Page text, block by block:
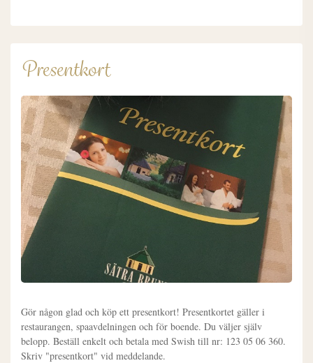
Presentkort
Gör någon glad och köp ett presentkort! Presentkortet gäller i
restaurangen, spaavdelningen och för boende. Du väljer själv
belopp. Beställ enkelt och betala med Swish till nr: 123 05 06 360.
Skriv "presentkort" vid meddelande.